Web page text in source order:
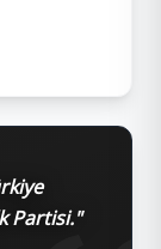
Partisi."